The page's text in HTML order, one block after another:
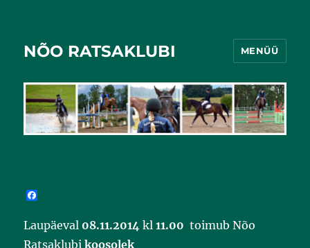
NÕO RATSAKLUBI MENÜÜ
e
b
Laupäeval 08.11.2014 kl11.00 toimub Nõo
Ratsaklubikoosolek